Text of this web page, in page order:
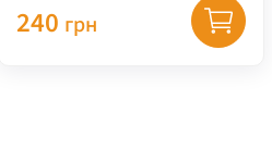
240 грн